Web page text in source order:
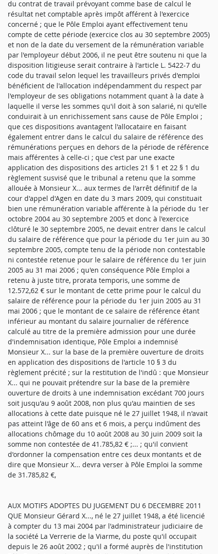
AUX MOTIFS ADOPTES DU JUGEMENT DU 6 DECEMBRE 2011
QUE Monsieur Gérard X..., né le 27 juillet 1948, a été licencié
à compter du 13 mai 2004 par l'administrateur judiciaire de
la société La Verrerie de la Viarme, du poste qu'il occupait
depuis le 26 août 2002 ; qu'il a formé auprès de l'institution